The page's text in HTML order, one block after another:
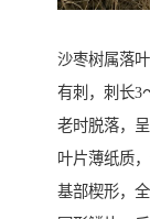
沙枣树属落
有刺，刺长3
老时脱落，
叶片薄纸质
基部楔形，